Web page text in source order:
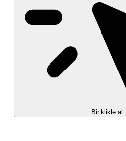
Bir kliklə al